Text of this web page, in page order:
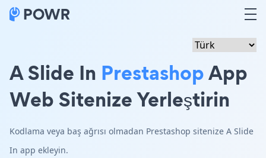
A Slide In PrestashopApp
Web Sitenize Yerleştirin
Kodlama veya baş ağrısı olmadan Prestashop sitenize A Slide
In app ekleyin.